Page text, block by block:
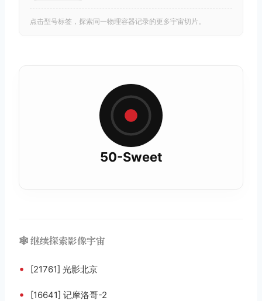
点击型号标签，探索同一物理容器记录的更多宇宙切片。
50-Sweet
🕸️ 继续探索影像宇宙
• [21761] 光影北京
• [16641] 记摩洛哥-2